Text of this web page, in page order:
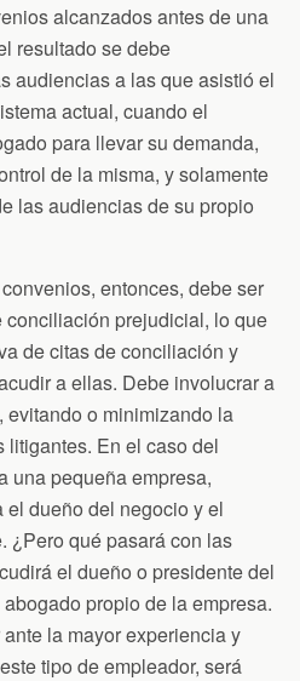
alcanzados antes de una
resultado se debe
audiencias a las que asistió el
actual, cuando el
para llevar su demanda,
de la misma, y solamente
las audiencias de su propio
entonces, debe ser
prejudicial, lo que
de citas de conciliación y
a ellas. Debe involucrar a
evitando o minimizando la
litigantes. En el caso del
una pequeña empresa,
dueño del negocio y el
¿Pero qué pasará con las
el dueño o presidente del
propio de la empresa.
la mayor experiencia y
tipo de empleador, será